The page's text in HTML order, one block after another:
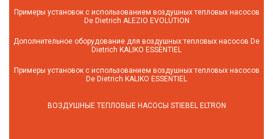
Примеры установок с использованием воздушных тепловых насосов
De Dietrich ALEZIO EVOLUTION
Дополнительное оборудование для воздушных тепловых насосов De
Dietrich KALIKO ESSENTIEL
Примеры установок с использованием воздушных тепловых насосов
De Dietrich KALIKO ESSENTIEL
ВОЗДУШНЫЕ ТЕПЛОВЫЕ НАСОСЫ STIEBEL ELTRON